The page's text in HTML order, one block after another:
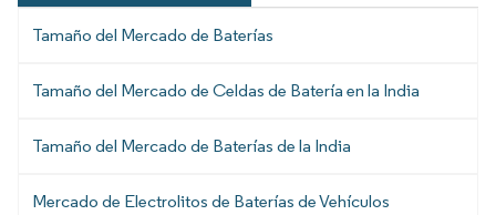
Tamaño del Mercado de Baterías
Tamaño del Mercado de Celdas de Batería en la India
Tamaño del Mercado de Baterías de la India
Mercado de Electrolitos de Baterías de Vehículos